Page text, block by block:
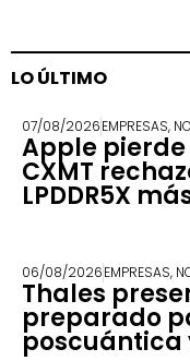
LO ÚLTIMO
07/08/2026EMPRESAS,
Apple
CXMT
LPDDR5X
06/08/2026EMPRESAS,
Thales
preparado
poscuántica